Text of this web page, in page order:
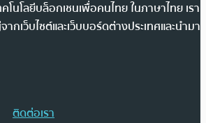
โนโลยีบล็อกเชนเพื่อคนไทย ในภาษาไทย เรา
เว็บไซต์และเว็บบอร์ดต่างประเทศและนำมา
ติดต่อเรา